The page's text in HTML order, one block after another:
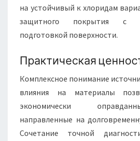
на устойчивый к хлоридам
защитного покрытия с
подготовкой поверхности.
Практическая
Комплексное понимание
влияния на материалы
экономически
направленные на
Сочетание точной